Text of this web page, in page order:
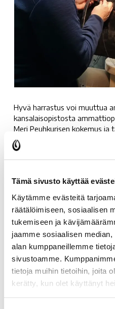
Tämä sivusto käyttää
Käytämme evästeitä
räätälöimiseen, sosiaalisen
tukemiseen ja
jaamme sosiaalisen
alan kumppaneillemme
sivustoamme.
tietoja muihin tietoihin, joita
kerätty, kun olet käyttänyt
Hyvä harrastus voi muuttua
kansalaisopistosta
Meri Peuhkurisen kokemus ja
lisääntymisestä ja urapolun
kurssin avulla.
kurssikertojen aikana
alkoi olla nahkatyökaluja ja
Keväällä 2023 osallistuin
haastavamman lapinvyön.
laajenivat porovarusteiden ja
Samalla hautui ajatus tehdä